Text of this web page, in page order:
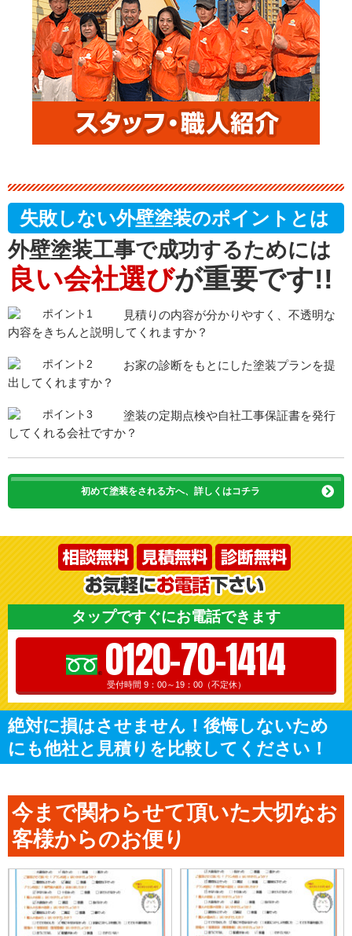
失敗しない外壁塗装のポイントとは
外壁塗装工事で成功するためには
良い会社選びが重要です!!
見積りの内容が分かりやすく、不透明な
内容をきちんと説明してくれますか？
お家の診断をもとにした塗装プランを提
出してくれますか？
塗装の定期点検や自社工事保証書を発行
してくれる会社ですか？
初めて塗装をされる方へ、詳しくはコチラ
タップですぐにお電話できます
0120-70-1414
受付時間 9：00～19：00（不定休）
絶対に損はさせません！後悔しないため
にも他社と見積りを比較してください！
今まで関わらせて頂いた大切なお
客様からのお便り